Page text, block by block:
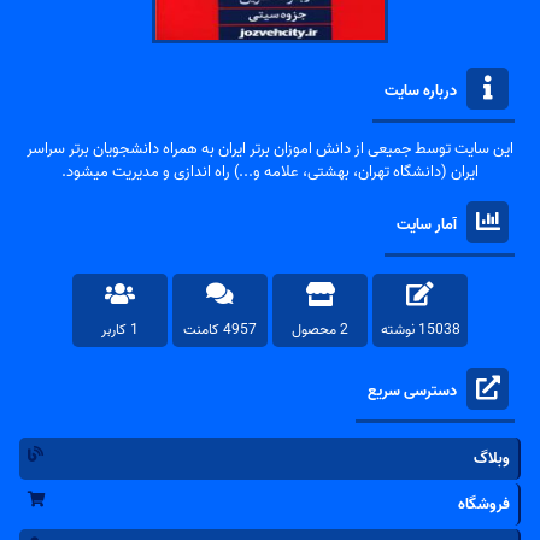
درباره سایت
این سایت توسط جمیعی از دانش اموزان برتر ایران به همراه دانشجویان برتر سراسر
ایران (دانشگاه تهران، بهشتی، علامه و...) راه اندازی و مدیریت میشود.
آمار سایت
15038 نوشته 2 محصول 4957 کامنت 1 کاربر
دسترسی سریع
وبلاگ
فروشگاه